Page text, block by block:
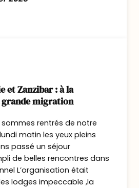
accueille également
Chimpanzee
unique au Kenya, où
issus du
ou du trafic.
croiserez aussi les Big
300 espèces d’oiseaux
et Zanzibar : à la
migration
sommes rentrés de notre
matin les yeux pleins
passé un séjour
de belles rencontres dans
L’organisation était
lodges impeccable ,la